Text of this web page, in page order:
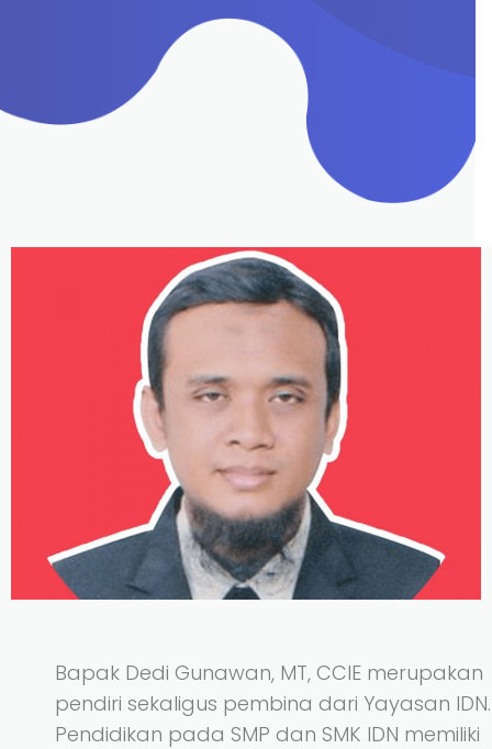
Bapak Dedi Gunawan, MT, CCIE merupakan
pendiri sekaligus pembina dari Yayasan IDN.
Pendidikan pada SMP dan SMK IDN memiliki